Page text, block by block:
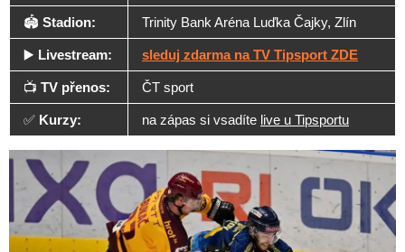
🏟️ Stadion: Trinity Bank Aréna Luďka Čajky, Zlín
▶️ Livestream: sleduj zdarma na TV Tipsport ZDE
📺 TV přenos: ČT sport
✅ Kurzy: na zápas si vsadíte live u Tipsportu